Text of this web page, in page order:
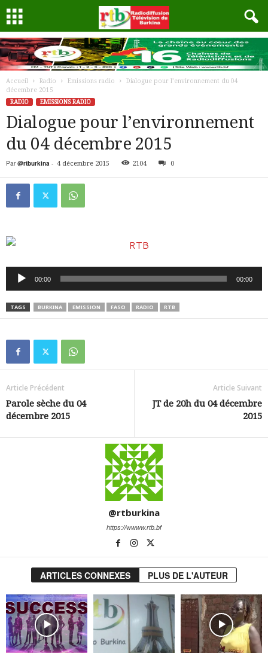
Accueil Radio Emissions radio
Dialogue pour l’environnement du 04
décembre 2015
RADIO
EMISSIONS RADIO
Dialogue pour l’environnement
du 04 décembre 2015
Par @rtburkina - 4 décembre 2015 2104 0
Lecteur
audio
00:00 00:00
TAGS BURKINA EMISSION FASO RADIO RTB
Article Précédent
Parole sèche du 04
décembre 2015
Article Suivant
JT de 20h du 04 décembre
2015
@rtburkina
https://wwww.rtb.bf
ARTICLES CONNEXES PLUS DE L'AUTEUR